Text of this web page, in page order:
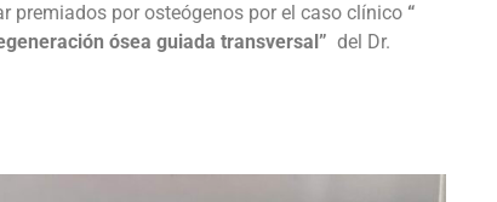
premiados por osteógenos por el caso clínico “
ósea guiada transversal” del Dr.